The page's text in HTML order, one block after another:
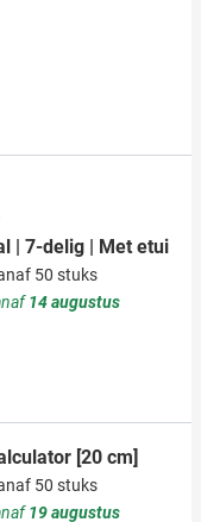
| 7-delig | Met etui
50 stuks
14 augustus
[20 cm]
50 stuks
19 augustus